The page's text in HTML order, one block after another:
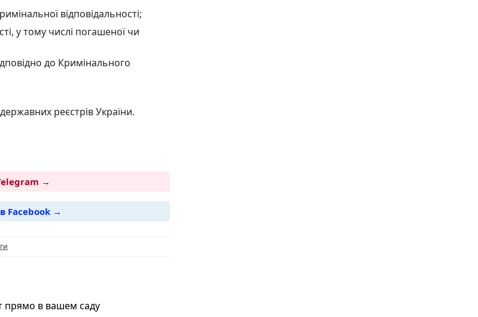
відповідальності;
у тому числі погашеної чи
до Кримінального
реєстрів України.
→
Facebook →
прямо в вашем саду